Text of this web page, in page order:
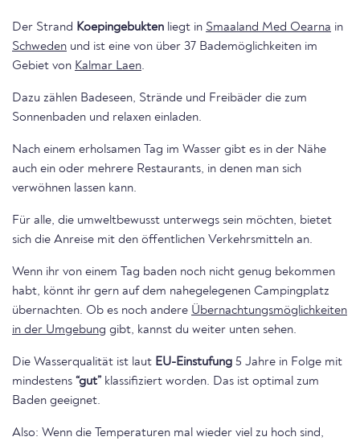
Der Strand Koepingebukten liegt in Smaaland Med Oearna in
Schweden und ist eine von über 37 Bademöglichkeiten im
Gebiet von Kalmar Laen.
Dazu zählen Badeseen, Strände und Freibäder die zum
Sonnenbaden und relaxen einladen.
Nach einem erholsamen Tag im Wasser gibt es in der Nähe
auch ein oder mehrere Restaurants, in denen man sich
verwöhnen lassen kann.
Für alle, die umweltbewusst unterwegs sein möchten, bietet
sich die Anreise mit den öffentlichen Verkehrsmitteln an.
Wenn ihr von einem Tag baden noch nicht genug bekommen
habt, könnt ihr gern auf dem nahegelegenen Campingplatz
übernachten. Ob es noch andere Übernachtungsmöglichkeiten
in der Umgebung gibt, kannst du weiter unten sehen.
Die Wasserqualität ist laut EU-Einstufung 5 Jahre in Folge mit
mindestens “gut” klassifiziert worden. Das ist optimal zum
Baden geeignet.
Also: Wenn die Temperaturen mal wieder viel zu hoch sind,